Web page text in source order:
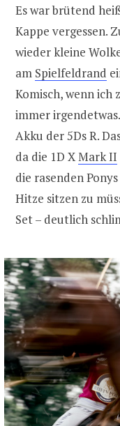
Es war brütend
Kappe vergessen.
wieder kleine
am Spielfeldrand
Komisch, wenn ich
immer
Akku der 5Ds R.
da die 1D XMark II
die rasenden
Hitze sitzen zu
Set – deutlich